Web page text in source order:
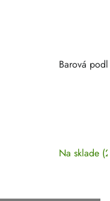
Barová
Na sklade